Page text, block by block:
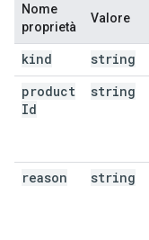
Nome
proprietà
Valore
kind
string
product
Id
string
reason string